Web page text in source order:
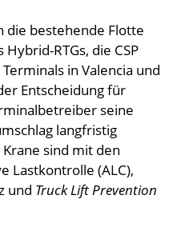
die bestehende Flotte
RTGs, die CSP
in Valencia und
Entscheidung für
seine
langfristig
sind mit den
Lastkontrolle (ALC),
und Truck Lift Prevention